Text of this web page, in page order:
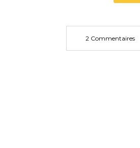
2 Commentaires